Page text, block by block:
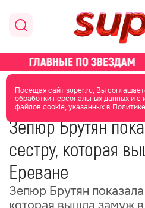
Посещая сайт super.ru, Вы
обработки персональных данныхи с
файлов cookie, указанных в
главная новости о
07 июля 11:08
Зепюр Брутян
сестру, которая
Ереване
Зепюр Брутян